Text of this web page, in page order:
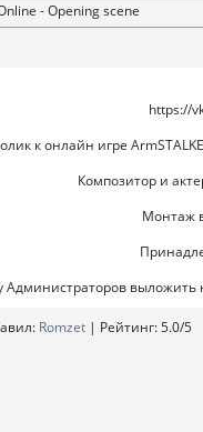
- Opening scene
https://
к онлайн игре
Композитор и
Монтаж
Администраторов выложить
: Romzet | Рейтинг:5.0/5